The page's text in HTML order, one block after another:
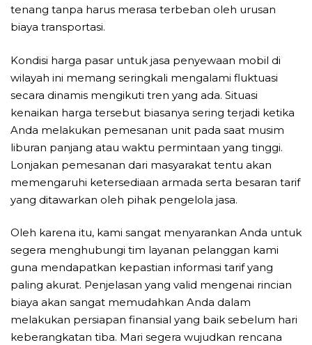
tenang tanpa harus merasa terbeban oleh urusan
biaya transportasi.
Kondisi harga pasar untuk jasa penyewaan mobil di
wilayah ini memang seringkali mengalami fluktuasi
secara dinamis mengikuti tren yang ada. Situasi
kenaikan harga tersebut biasanya sering terjadi ketika
Anda melakukan pemesanan unit pada saat musim
liburan panjang atau waktu permintaan yang tinggi.
Lonjakan pemesanan dari masyarakat tentu akan
memengaruhi ketersediaan armada serta besaran tarif
yang ditawarkan oleh pihak pengelola jasa.
Oleh karena itu, kami sangat menyarankan Anda untuk
segera menghubungi tim layanan pelanggan kami
guna mendapatkan kepastian informasi tarif yang
paling akurat. Penjelasan yang valid mengenai rincian
biaya akan sangat memudahkan Anda dalam
melakukan persiapan finansial yang baik sebelum hari
keberangkatan tiba. Mari segera wujudkan rencana